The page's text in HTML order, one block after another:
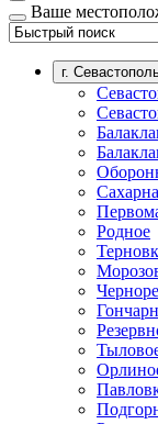
Ваше
г.
Родное